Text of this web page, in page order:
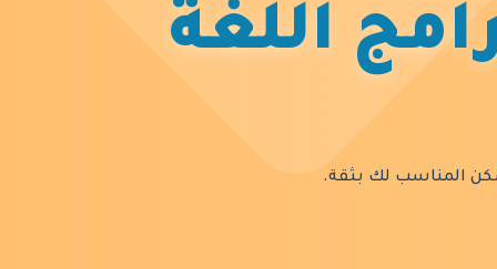
اللغة
المناسب لك بثقة.